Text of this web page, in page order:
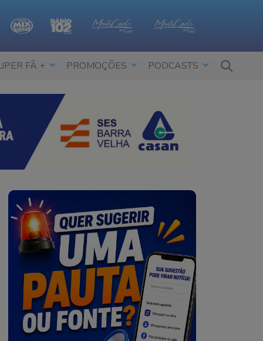
FÃ + PROMOÇÕES PODCASTS